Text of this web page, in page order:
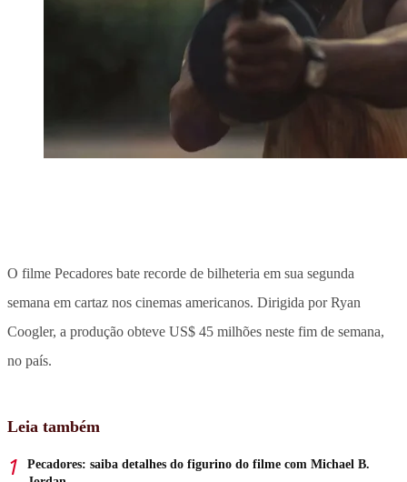
O filme Pecadores bate recorde de bilheteria em sua segunda
semana em cartaz nos cinemas americanos. Dirigida por Ryan
Coogler, a produção obteve US$ 45 milhões neste fim de semana,
no país.
Leia também
Pecadores: saiba detalhes do figurino do filme com Michael B.